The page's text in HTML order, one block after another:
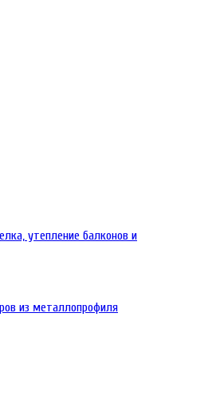
утепление балконов и
из металлопрофиля